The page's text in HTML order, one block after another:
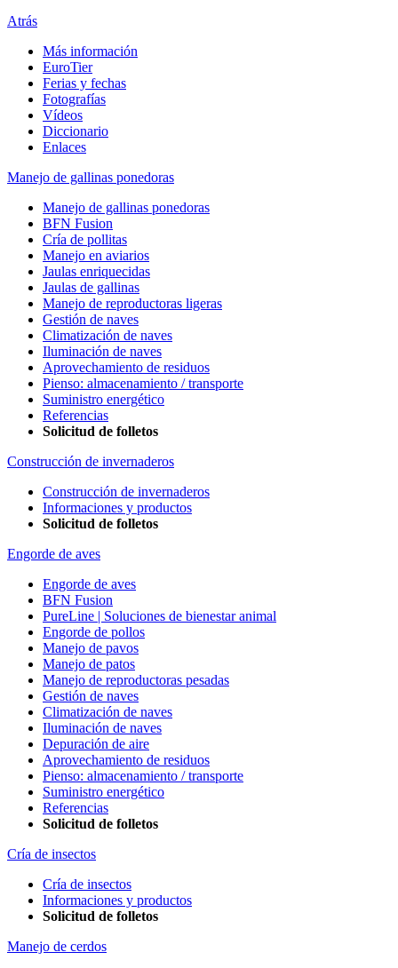
Atrás
Más información
EuroTier
Ferias y fechas
Fotografías
Vídeos
Diccionario
Enlaces
Manejo de gallinas ponedoras
Manejo de gallinas ponedoras
BFN Fusion
Cría de pollitas
Manejo en aviarios
Jaulas enriquecidas
Jaulas de gallinas
Manejo de reproductoras ligeras
Gestión de naves
Climatización de naves
Iluminación de naves
Aprovechamiento de residuos
Pienso: almacenamiento / transporte
Suministro energético
Referencias
Solicitud de folletos
Construcción de invernaderos
Construcción de invernaderos
Informaciones y productos
Solicitud de folletos
Engorde de aves
Engorde de aves
BFN Fusion
PureLine | Soluciones de bienestar animal
Engorde de pollos
Manejo de pavos
Manejo de patos
Manejo de reproductoras pesadas
Gestión de naves
Climatización de naves
Iluminación de naves
Depuración de aire
Aprovechamiento de residuos
Pienso: almacenamiento / transporte
Suministro energético
Referencias
Solicitud de folletos
Cría de insectos
Cría de insectos
Informaciones y productos
Solicitud de folletos
Manejo de cerdos